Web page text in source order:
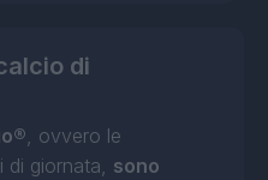
di
, ovvero le
di giornata, sono